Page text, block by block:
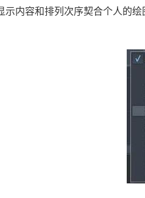
示内容和排列次序契合个人的绘